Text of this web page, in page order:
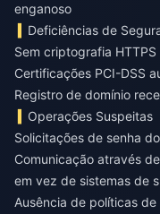
enganoso
Deficiências de
Sem criptografia
Certificações PCI-DSS
Registro de domínio
Operações Suspeitas
Solicitações de senha
Comunicação através
em vez de sistemas de
Ausência de políticas